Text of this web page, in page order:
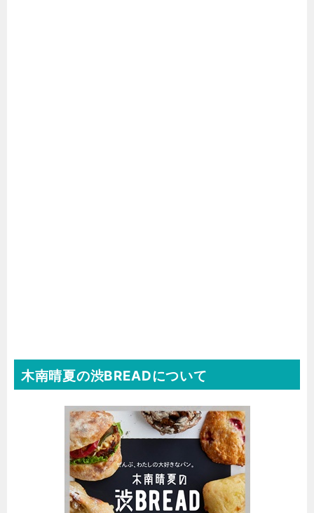
木南晴夏の渋BREADについて